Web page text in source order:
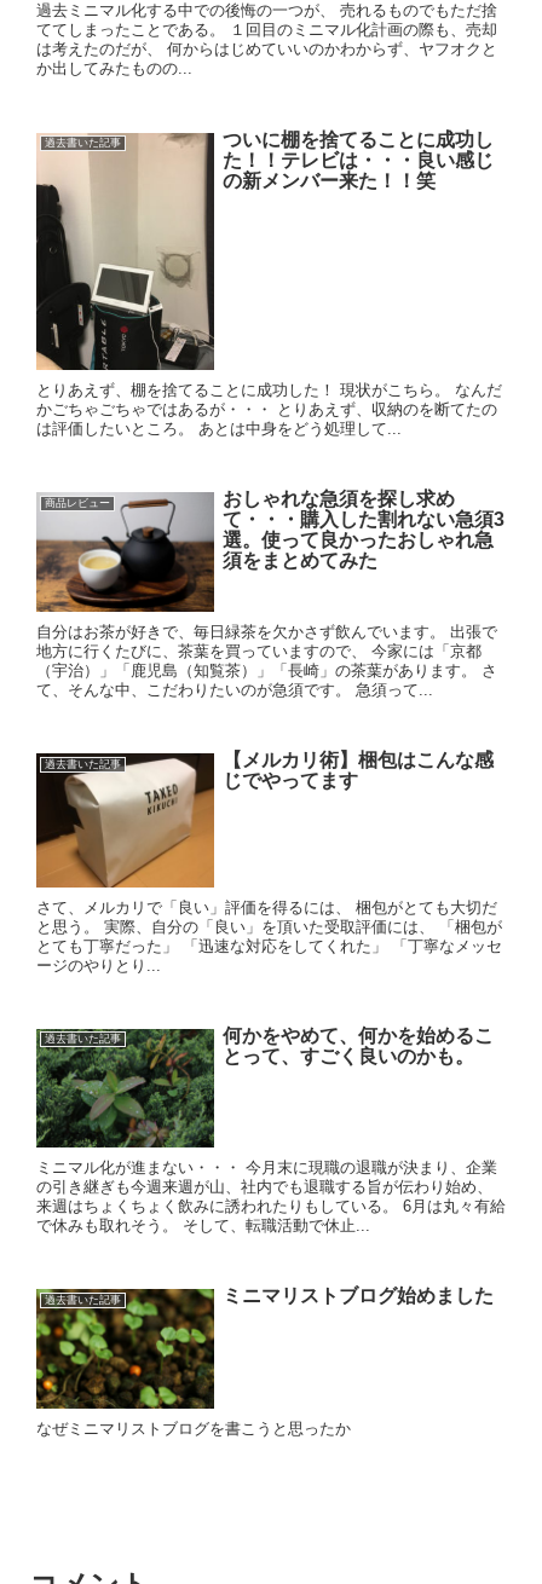
過去ミニマル化する中での後悔の一つが、 売れるものでもただ捨
ててしまったことである。 １回目のミニマル化計画の際も、売却
は考えたのだが、 何からはじめていいのかわからず、ヤフオクと
か出してみたものの...
過去書いた記事
ついに棚を捨てることに成功し
た！！テレビは・・・良い感じ
の新メンバー来た！！笑
とりあえず、棚を捨てることに成功した！ 現状がこちら。 なんだ
かごちゃごちゃではあるが・・・ とりあえず、収納のを断てたの
は評価したいところ。 あとは中身をどう処理して...
商品レビュー
おしゃれな急須を探し求め
て・・・購入した割れない急須3
選。使って良かったおしゃれ急
須をまとめてみた
自分はお茶が好きで、毎日緑茶を欠かさず飲んでいます。 出張で
地方に行くたびに、茶葉を買っていますので、 今家には「京都
（宇治）」「鹿児島（知覧茶）」「長崎」の茶葉があります。 さ
て、そんな中、こだわりたいのが急須です。 急須って...
過去書いた記事
【メルカリ術】梱包はこんな感
じでやってます
さて、メルカリで「良い」評価を得るには、 梱包がとても大切だ
と思う。 実際、自分の「良い」を頂いた受取評価には、 「梱包が
とても丁寧だった」 「迅速な対応をしてくれた」 「丁寧なメッセ
ージのやりとり...
過去書いた記事
何かをやめて、何かを始めるこ
とって、すごく良いのかも。
ミニマル化が進まない・・・ 今月末に現職の退職が決まり、企業
の引き継ぎも今週来週が山、社内でも退職する旨が伝わり始め、
来週はちょくちょく飲みに誘われたりもしている。 6月は丸々有給
で休みも取れそう。 そして、転職活動で休止...
過去書いた記事 ミニマリストブログ始めました
なぜミニマリストブログを書こうと思ったか